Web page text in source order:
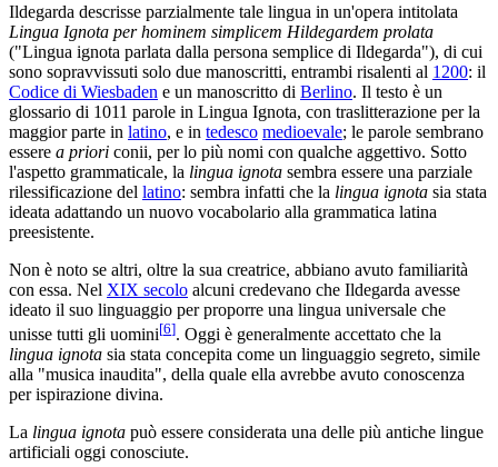
Ildegarda descrisse parzialmente tale lingua in un'opera intitolata
Lingua Ignota per hominem simplicem Hildegardem prolata
("Lingua ignota parlata dalla persona semplice di Ildegarda"), di cui
sono sopravvissuti solo due manoscritti, entrambi risalenti al 1200: il
Codice di Wiesbaden e un manoscritto di Berlino. Il testo è un
glossario di 1011 parole in Lingua Ignota, con traslitterazione per la
maggior parte in latino, e in tedesco medioevale; le parole sembrano
essere a priori conii, per lo più nomi con qualche aggettivo. Sotto
l'aspetto grammaticale, la lingua ignota sembra essere una parziale
rilessificazione del latino: sembra infatti che la lingua ignota sia stata
ideata adattando un nuovo vocabolario alla grammatica latina
preesistente.
Non è noto se altri, oltre la sua creatrice, abbiano avuto familiarità
con essa. Nel XIX secolo alcuni credevano che Ildegarda avesse
ideato il suo linguaggio per proporre una lingua universale che
unisse tutti gli uomini[6]. Oggi è generalmente accettato che la
lingua ignota sia stata concepita come un linguaggio segreto, simile
alla "musica inaudita", della quale ella avrebbe avuto conoscenza
per ispirazione divina.
La lingua ignota può essere considerata una delle più antiche lingue
artificiali oggi conosciute.